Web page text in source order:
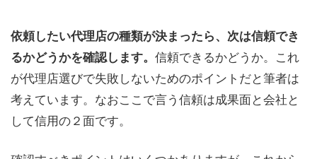
依頼したい代理店の種類が決まったら、次は信頼でき
るかどうかを確認します。 信頼できるかどうか。これ
が代理店選びで失敗しないためのポイントだと筆者は
考えています。なおここで言う信頼は成果面と会社と
して信用の２面です。